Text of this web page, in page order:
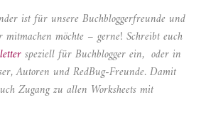
ist für unsere Buchbloggerfreunde und
mitmachen möchte – gerne! Schreibt euch
speziell für Buchblogger ein, oder in
Autoren und RedBug-Freunde. Damit
Zugang zu allen Worksheets mit